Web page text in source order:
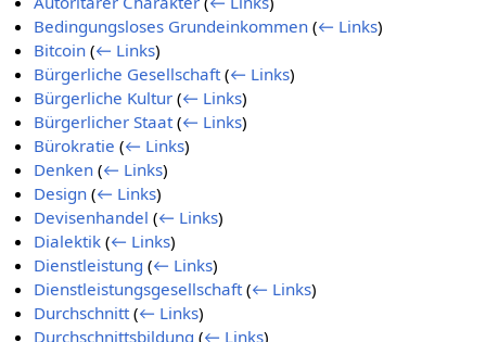
Bedingungsloses Grundeinkommen (← Links)
Bitcoin (← Links)
Bürgerliche Gesellschaft (← Links)
Bürgerliche Kultur (← Links)
Bürgerlicher Staat (← Links)
Bürokratie (← Links)
Denken (← Links)
Design (← Links)
Devisenhandel (← Links)
Dialektik (← Links)
Dienstleistung (← Links)
Dienstleistungsgesellschaft (← Links)
Durchschnitt (← Links)
Durchschnittsbildung (← Links)